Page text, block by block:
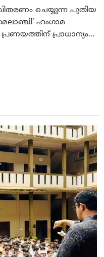
വിതരണം ചെയ്യുന്ന പുതിയ
ഹംഗാമ
പ്രണയത്തിന് പ്രാധാന്യം...